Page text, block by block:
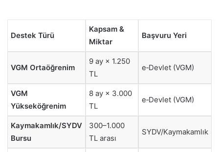
Destek Türü
Kapsam &
Miktar
Başvuru Yeri
VGM Ortaöğrenim
9 ay × 1.250
TL
e‑Devlet (VGM)
VGM
Yükseköğrenim
8 ay × 3.000
TL
e‑Devlet (VGM)
Kaymakamlık/SYDV
Bursu
300–1.000
TL arası
SYDV/Kaymakamlık